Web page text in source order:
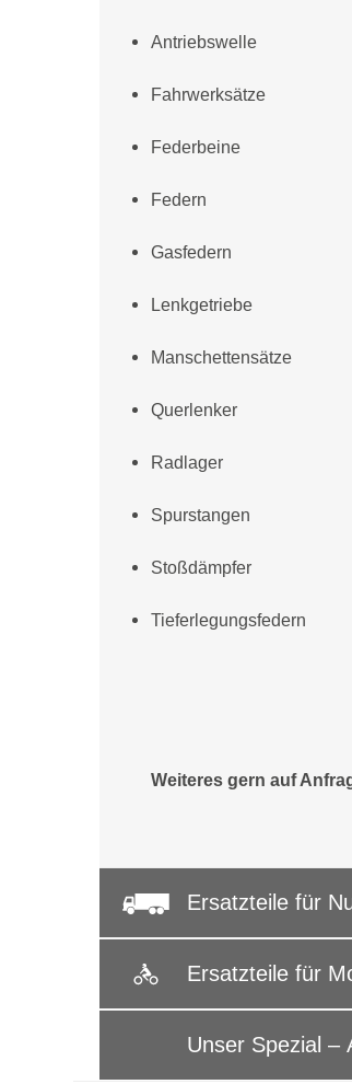
Antriebswelle
Fahrwerksätze
Federbeine
Federn
Gasfedern
Lenkgetriebe
Manschettensätze
Querlenker
Radlager
Spurstangen
Stoßdämpfer
Tieferlegungsfedern
Weiteres gern auf
Ersatzteile für
Ersatzteile für
Unser Spezial –